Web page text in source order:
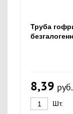
Труба
8,39 руб.
Шт.